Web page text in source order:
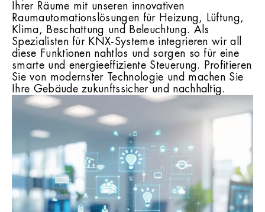
Ihrer Räume mit unseren innovativen
Raumautomationslösungen für Heizung, Lüftung,
Klima, Beschattung und Beleuchtung. Als
Spezialisten für KNX-Systeme integrieren wir all
diese Funktionen nahtlos und sorgen so für eine
smarte und energieeffiziente Steuerung. Profitieren
Sie von modernster Technologie und machen Sie
Ihre Gebäude zukunftssicher und nachhaltig.